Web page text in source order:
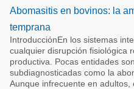
Abomasitis en bovinos: la
temprana
IntroducciónEn los sistemas
cualquier disrupción fisiológica
productiva. Pocas entidades
subdiagnosticadas como la
Aunque infrecuente en